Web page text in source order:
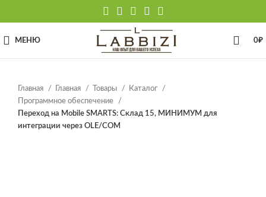
МЕНЮ 0₽
Главная Главная Товары
Каталог
Программное обеспечение
Переход на Mobile SMARTS: Склад 15, МИНИМУМ для
интеграции через OLE/COM